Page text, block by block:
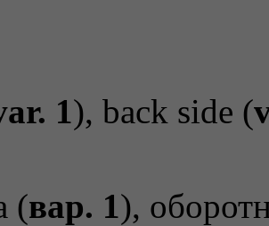
1), back side (
(вар. 1),